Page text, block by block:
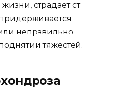
страдает от
неправильно
тяжестей.